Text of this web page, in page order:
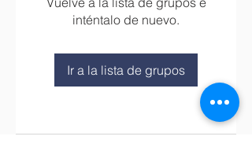
inténtalo de nuevo.
Ir a la lista de grupos